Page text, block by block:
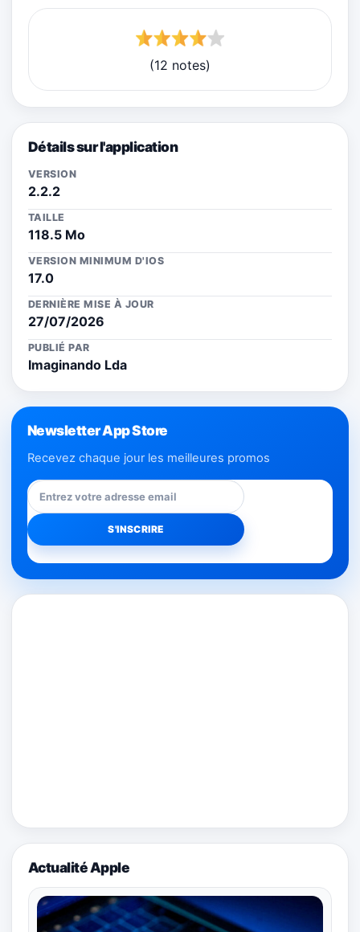
(12 notes)
Détails sur l'application
VERSION
2.2.2
TAILLE
118.5 Mo
VERSION MINIMUM D'IOS
17.0
DERNIÈRE MISE À JOUR
27/07/2026
PUBLIÉ PAR
Imaginando Lda
Newsletter App Store
Recevez chaque jour les meilleures promos
Actualité Apple